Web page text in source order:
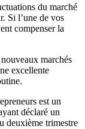
du marché
Si l’une de vos
compenser la
marchés
excellente
est un
déclaré un
deuxième trimestre